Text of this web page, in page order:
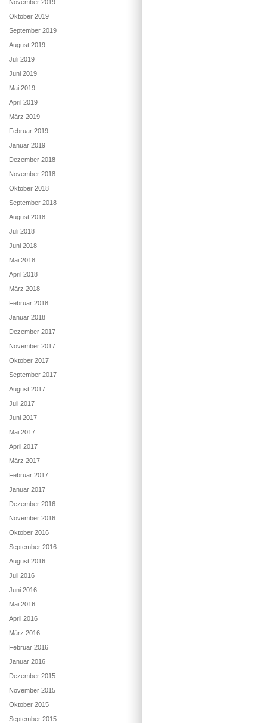
November 2019
Oktober 2019
September 2019
August 2019
Juli 2019
Juni 2019
Mai 2019
April 2019
März 2019
Februar 2019
Januar 2019
Dezember 2018
November 2018
Oktober 2018
September 2018
August 2018
Juli 2018
Juni 2018
Mai 2018
April 2018
März 2018
Februar 2018
Januar 2018
Dezember 2017
November 2017
Oktober 2017
September 2017
August 2017
Juli 2017
Juni 2017
Mai 2017
April 2017
März 2017
Februar 2017
Januar 2017
Dezember 2016
November 2016
Oktober 2016
September 2016
August 2016
Juli 2016
Juni 2016
Mai 2016
April 2016
März 2016
Februar 2016
Januar 2016
Dezember 2015
November 2015
Oktober 2015
September 2015